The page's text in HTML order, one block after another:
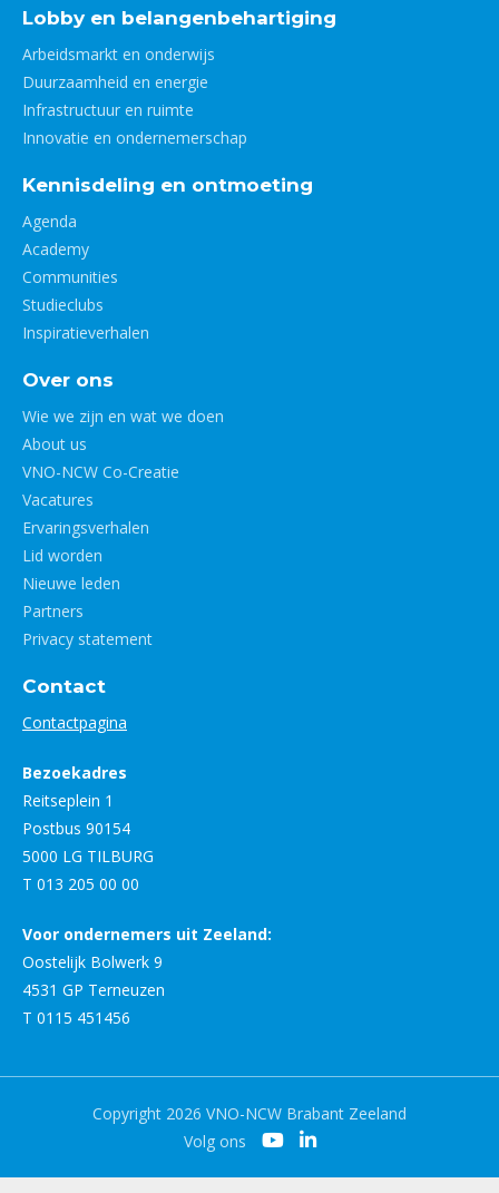
Lobby en belangenbehartiging
Arbeidsmarkt en onderwijs
Duurzaamheid en energie
Infrastructuur en ruimte
Innovatie en ondernemerschap
Kennisdeling en ontmoeting
Agenda
Academy
Communities
Studieclubs
Inspiratieverhalen
Over ons
Wie we zijn en wat we doen
About us
VNO-NCW Co-Creatie
Vacatures
Ervaringsverhalen
Lid worden
Nieuwe leden
Partners
Privacy statement
Contact
Contactpagina
Bezoekadres
Reitseplein 1
Postbus 90154
5000 LG TILBURG
T 013 205 00 00
Voor ondernemers uit Zeeland:
Oostelijk Bolwerk 9
4531 GP Terneuzen
T 0115 451456
Copyright 2026 VNO-NCW Brabant Zeeland
Volg ons